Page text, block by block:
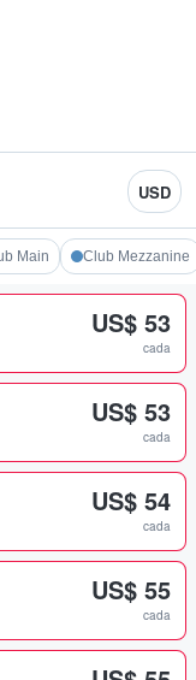
USD
Main Club Mezzanine
US$ 53
cada
US$ 53
cada
US$ 54
cada
US$ 55
cada